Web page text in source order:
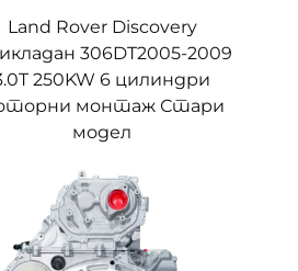
Land Rover Discovery
306DT2005-2009
250KW 6 цилиндри
монтаж Стари
модел